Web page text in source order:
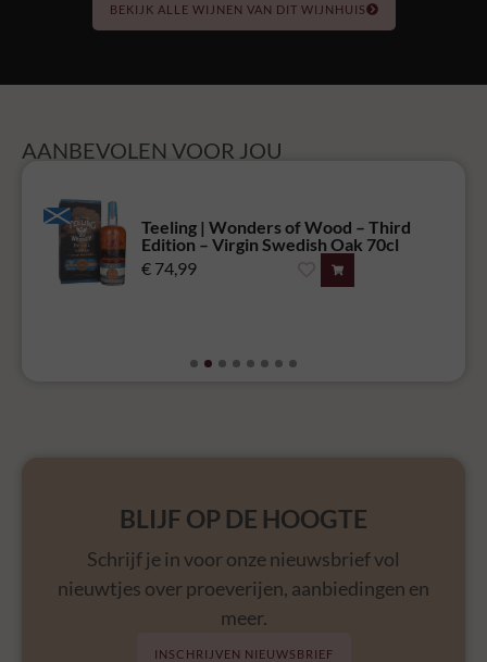
BEKIJK ALLE WIJNEN VAN DIT WIJNHUIS
AANBEVOLEN VOOR JOU
Teeling | Wonders of Wood – Third
Edition – Virgin Swedish Oak 70cl
€ 74,99
BLIJF OP DE HOOGTE
Schrijf je in voor onze nieuwsbrief vol
nieuwtjes over proeverijen, aanbiedingen en
meer.
INSCHRIJVEN NIEUWSBRIEF